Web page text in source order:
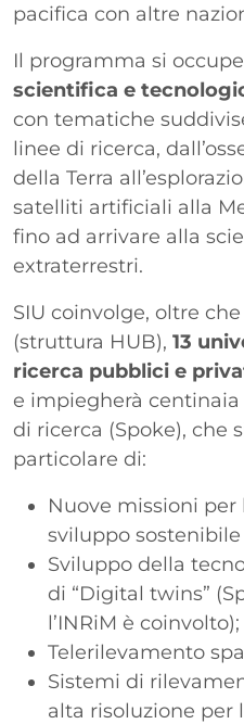
pacifica con altre
Il programma si
scientifica e
con tematiche
linee di ricerca,
della Terra
satelliti artificiali alla
fino ad arrivare alla
extraterrestri.
SIU coinvolge, oltre che
(struttura HUB), 13
ricerca pubblici e
e impiegherà
di ricerca (Spoke), che
particolare di:
Nuove missioni
sviluppo sostenibile
Sviluppo della
di “Digital twins”
l’INRiM è coinvolto);
Telerilevamento
Sistemi di
alta risoluzione per